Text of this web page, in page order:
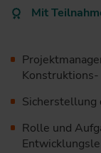
Mit
Sicherstellung
Rolle und